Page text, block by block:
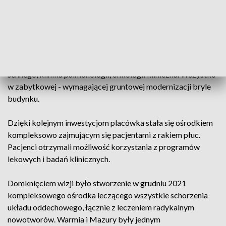
sennego, klinika pulmonologii, onkologii kliniczna. Wszystko
w zabytkowej - wymagającej gruntowej modernizacji bryle
budynku.
Dzięki kolejnym inwestycjom placówka stała się ośrodkiem
kompleksowo zajmującym się pacjentami z rakiem płuc.
Pacjenci otrzymali możliwość korzystania z programów
lekowych i badań klinicznych.
Domknięciem wizji było stworzenie w grudniu 2021
kompleksowego ośrodka leczącego wszystkie schorzenia
układu oddechowego, łącznie z leczeniem radykalnym
nowotworów. Warmia i Mazury były jednym